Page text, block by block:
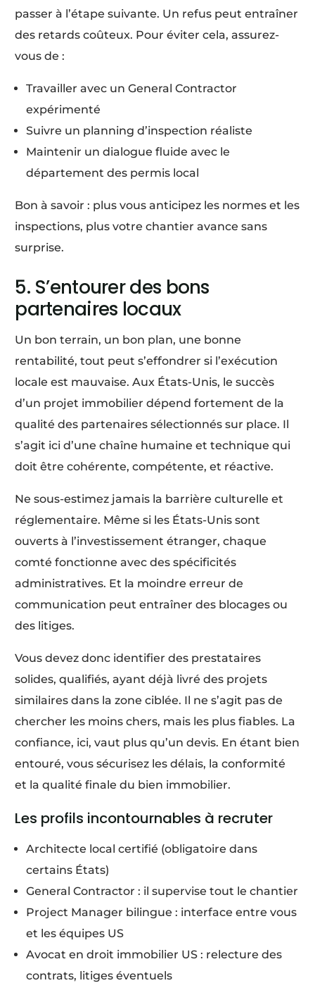
passer à l’étape suivante. Un refus peut entraîner
des retards coûteux. Pour éviter cela, assurez-
vous de :
Travailler avec un General Contractor
expérimenté
Suivre un planning d’inspection réaliste
Maintenir un dialogue fluide avec le
département des permis local
Bon à savoir : plus vous anticipez les normes et les
inspections, plus votre chantier avance sans
surprise.
5. S’entourer des bons
partenaires locaux
Un bon terrain, un bon plan, une bonne
rentabilité, tout peut s’effondrer si l’exécution
locale est mauvaise. Aux États-Unis, le succès
d’un projet immobilier dépend fortement de la
qualité des partenaires sélectionnés sur place. Il
s’agit ici d’une chaîne humaine et technique qui
doit être cohérente, compétente, et réactive.
Ne sous-estimez jamais la barrière culturelle et
réglementaire. Même si les États-Unis sont
ouverts à l’investissement étranger, chaque
comté fonctionne avec des spécificités
administratives. Et la moindre erreur de
communication peut entraîner des blocages ou
des litiges.
Vous devez donc identifier des prestataires
solides, qualifiés, ayant déjà livré des projets
similaires dans la zone ciblée. Il ne s’agit pas de
chercher les moins chers, mais les plus fiables. La
confiance, ici, vaut plus qu’un devis. En étant bien
entouré, vous sécurisez les délais, la conformité
et la qualité finale du bien immobilier.
Les profils incontournables à recruter
Architecte local certifié (obligatoire dans
certains États)
General Contractor : il supervise tout le chantier
Project Manager bilingue : interface entre vous
et les équipes US
Avocat en droit immobilier US : relecture des
contrats, litiges éventuels